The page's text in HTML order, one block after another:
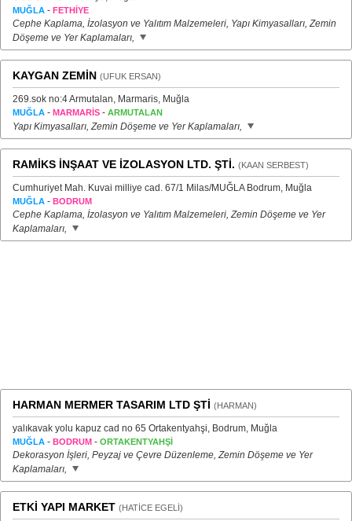
MUĞLA - FETHİYE
Cephe Kaplama, İzolasyon ve Yalıtım Malzemeleri, Yapı Kimyasalları, Zemin
Döşeme ve Yer Kaplamaları,
KAYGAN ZEMİN (UFUK ERSAN)
269.sok no:4 Armutalan, Marmaris, Muğla
MUĞLA - MARMARİS - ARMUTALAN
Yapı Kimyasalları, Zemin Döşeme ve Yer Kaplamaları,
RAMİKS İNŞAAT VE İZOLASYON LTD. ŞTİ. (KAAN SERBEST)
Cumhuriyet Mah. Kuvai milliye cad. 67/1 Milas/MUĞLA Bodrum, Muğla
MUĞLA - BODRUM
Cephe Kaplama, İzolasyon ve Yalıtım Malzemeleri, Zemin Döşeme ve Yer
Kaplamaları,
HARMAN MERMER TASARIM LTD ŞTİ (HARMAN)
yalıkavak yolu kapuz cad no 65 Ortakentyahşi, Bodrum, Muğla
MUĞLA - BODRUM - ORTAKENTYAHŞİ
Dekorasyon İşleri, Peyzaj ve Çevre Düzenleme, Zemin Döşeme ve Yer
Kaplamaları,
ETKİ YAPI MARKET (HATİCE EGELİ)